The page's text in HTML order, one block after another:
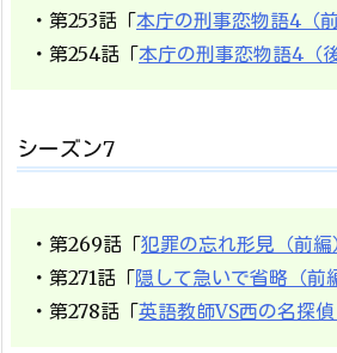
・第253話「本庁の刑事恋物語4（前
・第254話「本庁の刑事恋物語4（後
シーズン7
・第269話「犯罪の忘れ形見（前編
・第271話「隠して急いで省略（前
・第278話「英語教師VS西の名探偵